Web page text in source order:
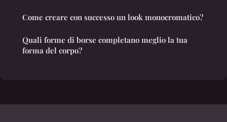
Come creare con successo un look monocromatico?
Quali forme di borse completano meglio la tua
forma del corpo?